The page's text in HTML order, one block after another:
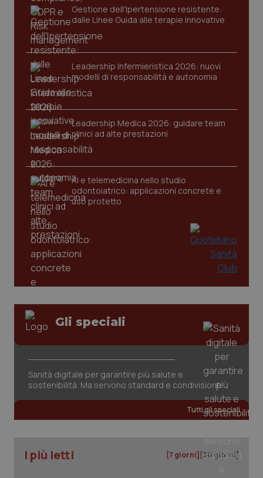
Gestione dell'Ipertensione resistente:
dalle Linee Guida alle terapie innovative
Leadership Infermieristica 2026: nuovi
modelli di responsabilità e autonomia
Leadership Medica 2026: guidare team
clinici ad alte prestazioni
AI e telemedicina nello studio
odontoiatrico: applicazioni concrete e
uso protetto
Gli speciali
Sanità digitale per garantire più salute e
sostenibilità. Ma servono standard e condivisione
Tutti gli speciali
I più letti [7 giorni] [30 giorni]
Nome
Fornitore/ Dominio
VISITOR_PRIVACY_METADATA
CookieScript
www.quotidianosanita.it
tracking-sites-ironfish-
tracking-enable
www.quotidianosanita.it